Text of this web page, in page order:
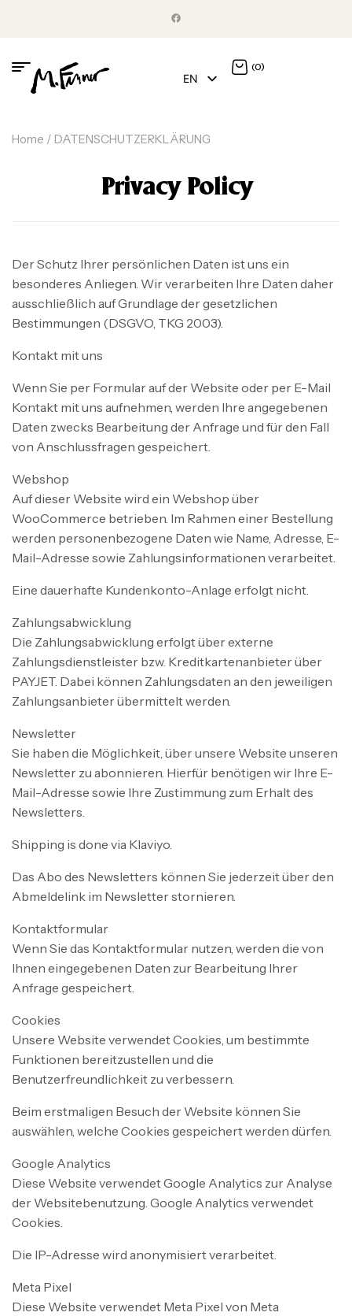
EN
(0)
Home / DATENSCHUTZERKLÄRUNG
Privacy Policy
Der Schutz Ihrer persönlichen Daten ist uns ein
besonderes Anliegen. Wir verarbeiten Ihre Daten daher
ausschließlich auf Grundlage der gesetzlichen
Bestimmungen (DSGVO, TKG 2003).
Kontakt mit uns
Wenn Sie per Formular auf der Website oder per E-Mail
Kontakt mit uns aufnehmen, werden Ihre angegebenen
Daten zwecks Bearbeitung der Anfrage und für den Fall
von Anschlussfragen gespeichert.
Webshop
Auf dieser Website wird ein Webshop über
WooCommerce betrieben. Im Rahmen einer Bestellung
werden personenbezogene Daten wie Name, Adresse, E-
Mail-Adresse sowie Zahlungsinformationen verarbeitet.
Eine dauerhafte Kundenkonto-Anlage erfolgt nicht.
Zahlungsabwicklung
Die Zahlungsabwicklung erfolgt über externe
Zahlungsdienstleister bzw. Kreditkartenanbieter über
PAYJET. Dabei können Zahlungsdaten an den jeweiligen
Zahlungsanbieter übermittelt werden.
Newsletter
Sie haben die Möglichkeit, über unsere Website unseren
Newsletter zu abonnieren. Hierfür benötigen wir Ihre E-
Mail-Adresse sowie Ihre Zustimmung zum Erhalt des
Newsletters.
Shipping is done via Klaviyo.
Das Abo des Newsletters können Sie jederzeit über den
Abmeldelink im Newsletter stornieren.
Kontaktformular
Wenn Sie das Kontaktformular nutzen, werden die von
Ihnen eingegebenen Daten zur Bearbeitung Ihrer
Anfrage gespeichert.
Cookies
Unsere Website verwendet Cookies, um bestimmte
Funktionen bereitzustellen und die
Benutzerfreundlichkeit zu verbessern.
Beim erstmaligen Besuch der Website können Sie
auswählen, welche Cookies gespeichert werden dürfen.
Google Analytics
Diese Website verwendet Google Analytics zur Analyse
der Websitebenutzung. Google Analytics verwendet
Cookies.
Die IP-Adresse wird anonymisiert verarbeitet.
Meta Pixel
Diese Website verwendet Meta Pixel von Meta